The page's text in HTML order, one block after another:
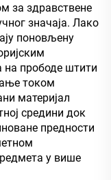
за здравствене
значаја. Лако
поновљену
на прободе штити
током
материјал
средини док
предности
у више